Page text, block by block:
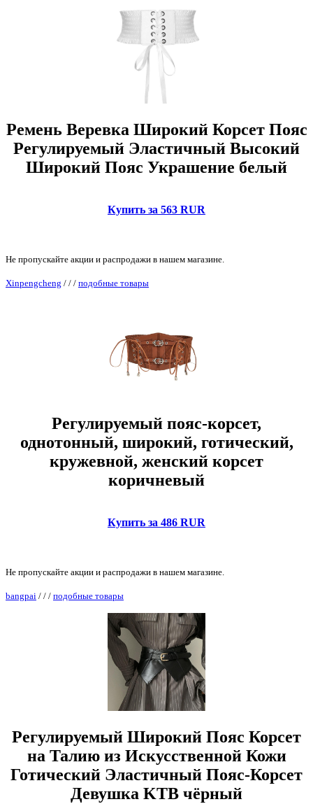
Ремень Веревка Широкий Корсет Пояс
Регулируемый Эластичный Высокий
Широкий Пояс Украшение белый
Купить за 563 RUR
Не пропускайте акции и распродажи в нашем магазине.
Xinpengcheng / / / подобные товары
Регулируемый пояс-корсет,
однотонный, широкий, готический,
кружевной, женский корсет
коричневый
Купить за 486 RUR
Не пропускайте акции и распродажи в нашем магазине.
bangpai / / / подобные товары
Регулируемый Широкий Пояс Корсет
на Талию из Искусственной Кожи
Готический Эластичный Пояс-Корсет
Девушка KTB чёрный